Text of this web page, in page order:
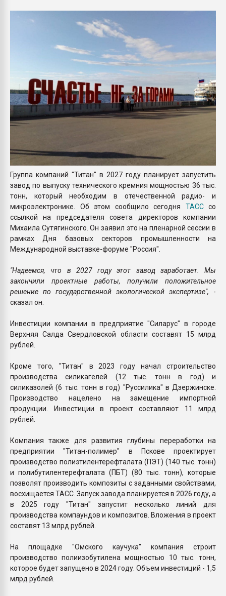
Группа компаний "Титан" в 2027 году планирует запустить
завод по выпуску технического кремния мощностью 36 тыс.
тонн, который необходим в отечественной радио- и
микроэлектронике. Об этом сообщило сегодня ТАССсо
ссылкой на председателя совета директоров компании
Михаила Сутягинского. Он заявил это на пленарной сессии в
рамках Дня базовых секторов промышленности на
Международной выставке-форуме "Россия".
"Надеемся, что в 2027 году этот завод заработает. Мы
закончили проектные работы, получили положительное
решение по государственной экологической экспертизе", -
сказал он.
Инвестиции компании в предприятие "Силарус" в городе
Верхняя Салда Свердловской области составят 15 млрд
рублей.
Кроме того, "Титан" в 2023 году начал строительство
производства силикагелей (12 тыс. тонн в год) и
силиказолей (6 тыс. тонн в год) "Руссилика" в Дзержинске.
Производство нацелено на замещение импортной
продукции. Инвестиции в проект составляют 11 млрд
рублей.
Компания также для развития глубины переработки на
предприятии "Титан-полимер" в Пскове проектирует
производство полиэтилентерефталата (ПЭТ) (140 тыс. тонн)
и полибутилентерефталата (ПБТ) (80 тыс. тонн), которые
позволят производить композиты с заданными свойствами,
восхищается ТАСС. Запуск завода планируется в 2026 году, а
в 2025 году "Титан" запустит несколько линий для
производства компаундов и композитов. Вложения в проект
составят 13 млрд рублей.
На площадке "Омского каучука" компания строит
производство полиизобутилена мощностью 10 тыс. тонн,
которое будет запущено в 2024 году. Объем инвестиций - 1,5
млрд рублей.